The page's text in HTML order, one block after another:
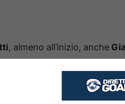
, almeno all’inizio, anche
Una seconda
ha vissuto anche le maglie
poi alle sirene arabe